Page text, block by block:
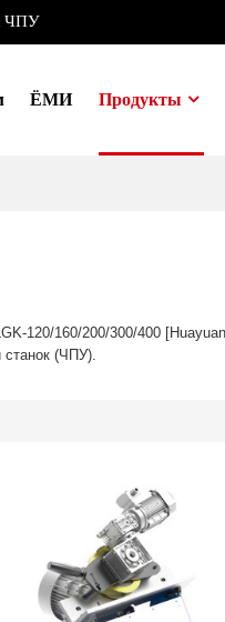
ЧПУ
ЁМИ Продукты
120/160/200/300/400
(ЧПУ).